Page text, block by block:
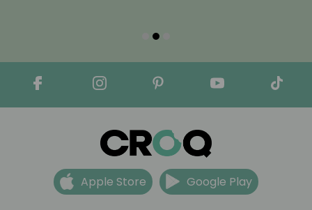
Apple Store Google Play